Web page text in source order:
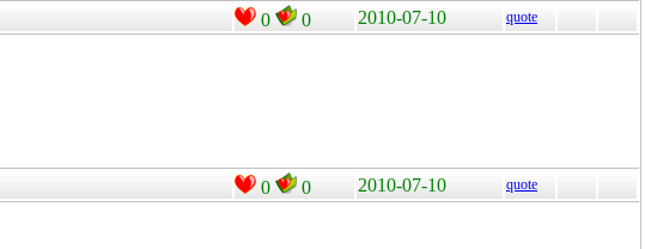
0 0 2010-07-10 quote
0 0 2010-07-10 quote